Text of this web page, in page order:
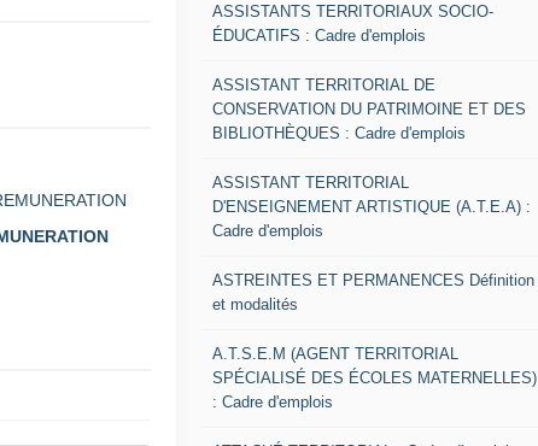
ASSISTANTS TERRITORIAUX SOCIO-
ÉDUCATIFS : Cadre d'emplois
ASSISTANT TERRITORIAL DE
CONSERVATION DU PATRIMOINE ET DES
BIBLIOTHÈQUES : Cadre d'emplois
ASSISTANT TERRITORIAL
D'ENSEIGNEMENT ARTISTIQUE (A.T.E.A) :
Cadre d'emplois
ASTREINTES ET PERMANENCES Définition
et modalités
A.T.S.E.M (AGENT TERRITORIAL
SPÉCIALISÉ DES ÉCOLES MATERNELLES)
: Cadre d'emplois